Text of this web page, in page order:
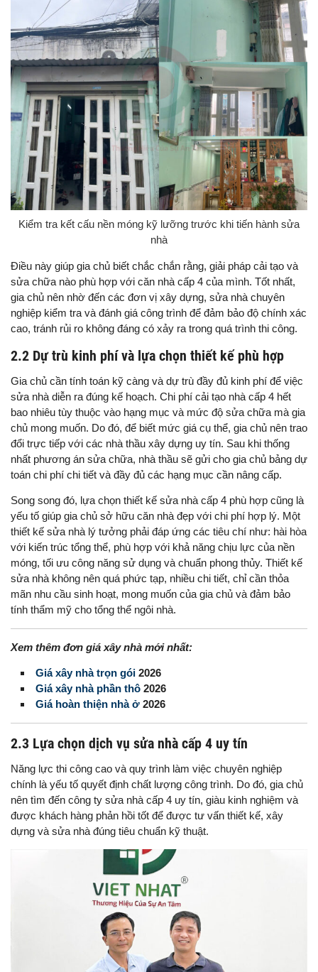
Kiểm tra kết cấu nền móng kỹ lưỡng trước khi tiến hành sửa
nhà
Điều này giúp gia chủ biết chắc chắn rằng, giải pháp cải tạo và
sửa chữa nào phù hợp với căn nhà cấp 4 của mình. Tốt nhất,
gia chủ nên nhờ đến các đơn vị xây dựng, sửa nhà chuyên
nghiệp kiểm tra và đánh giá công trình để đảm bảo độ chính xác
cao, tránh rủi ro không đáng có xảy ra trong quá trình thi công.
2.2 Dự trù kinh phí và lựa chọn thiết kế phù hợp
Gia chủ cần tính toán kỹ càng và dự trù đầy đủ kinh phí để việc
sửa nhà diễn ra đúng kế hoạch. Chi phí cải tạo nhà cấp 4 hết
bao nhiêu tùy thuộc vào hạng mục và mức độ sửa chữa mà gia
chủ mong muốn. Do đó, để biết mức giá cụ thể, gia chủ nên trao
đổi trực tiếp với các nhà thầu xây dựng uy tín. Sau khi thống
nhất phương án sửa chữa, nhà thầu sẽ gửi cho gia chủ bảng dự
toán chi phí chi tiết và đầy đủ các hạng mục cần nâng cấp.
Song song đó, lựa chọn thiết kế sửa nhà cấp 4 phù hợp cũng là
yếu tố giúp gia chủ sở hữu căn nhà đẹp với chi phí hợp lý. Một
thiết kế sửa nhà lý tưởng phải đáp ứng các tiêu chí như: hài hòa
với kiến trúc tổng thể, phù hợp với khả năng chịu lực của nền
móng, tối ưu công năng sử dụng và chuẩn phong thủy. Thiết kế
sửa nhà không nên quá phức tạp, nhiều chi tiết, chỉ cần thỏa
mãn nhu cầu sinh hoạt, mong muốn của gia chủ và đảm bảo
tính thẩm mỹ cho tổng thể ngôi nhà.
Xem thêm đơn giá xây nhà mới nhất:
Giá xây nhà trọn gói 2026
Giá xây nhà phần thô 2026
Giá hoàn thiện nhà ở 2026
2.3 Lựa chọn dịch vụ sửa nhà cấp 4 uy tín
Năng lực thi công cao và quy trình làm việc chuyên nghiệp
chính là yếu tố quyết định chất lượng công trình. Do đó, gia chủ
nên tìm đến công ty sửa nhà cấp 4 uy tín, giàu kinh nghiệm và
được khách hàng phản hồi tốt để được tư vấn thiết kế, xây
dựng và sửa nhà đúng tiêu chuẩn kỹ thuật.